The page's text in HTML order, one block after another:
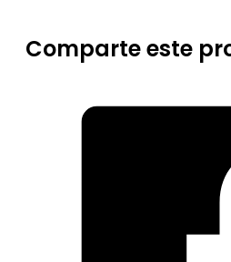
Comparte este